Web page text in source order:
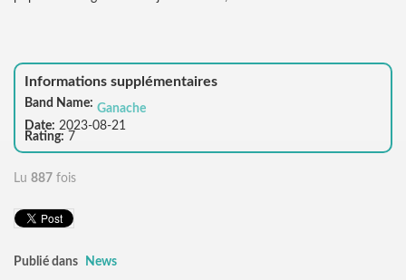
Informations supplémentaires
Band Name: Ganache
Date: 2023-08-21
Rating: 7
Lu 887 fois
Publié dans News